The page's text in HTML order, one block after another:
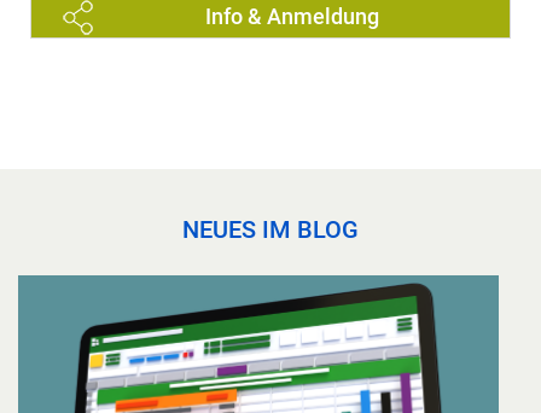
Info & Anmeldung
NEUES IM BLOG